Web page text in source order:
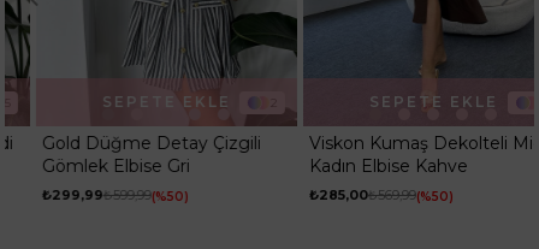
Gold Düğme Detay Çizgili
Gömlek Elbise Gri
₺299,99₺599,99 %50
SEPETE EKLE
Viskon Kumaş Dekolteli Midi
Kadın Elbise Kahve
₺285,00₺569,99 %50
SEPETE EKLE